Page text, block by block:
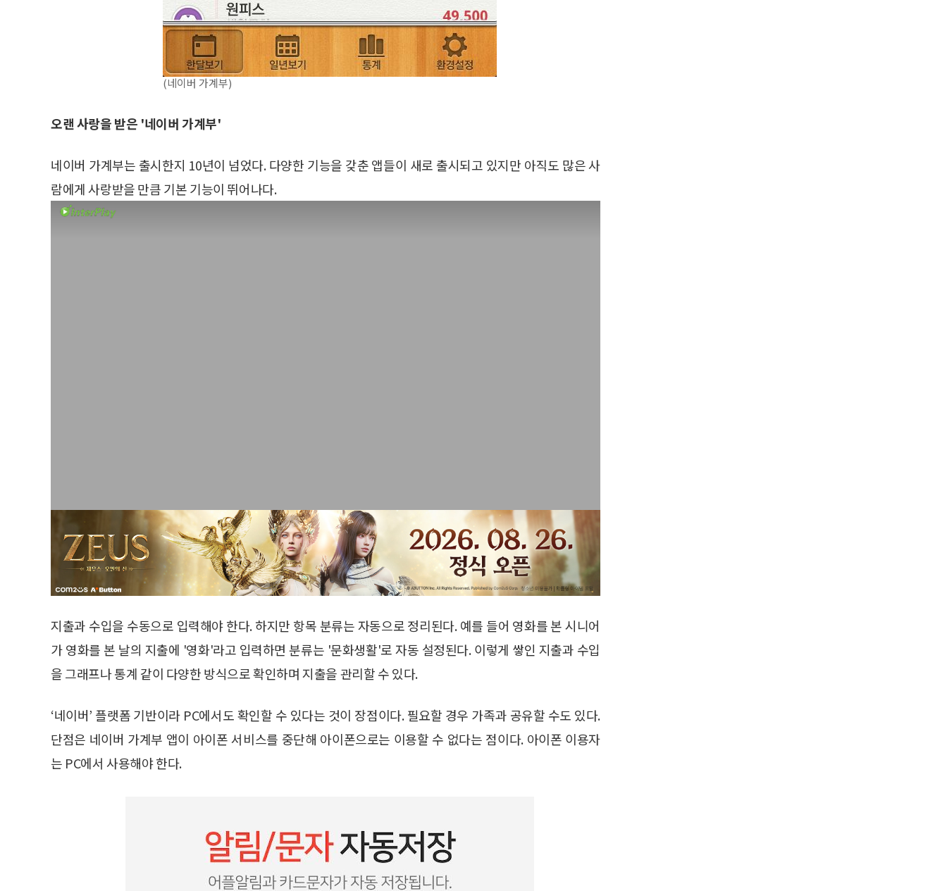
(네이버 가계부)
오랜 사랑을 받은 '네이버 가계부'
네이버 가계부는 출시한지 10년이 넘었다. 다양한 기능을 갖춘 앱들이 새로 출시되고 있지만 아직도 많은 사
람에게 사랑받을 만큼 기본 기능이 뛰어나다.
지출과 수입을 수동으로 입력해야 한다. 하지만 항목 분류는 자동으로 정리된다. 예를 들어 영화를 본 시니어
가 영화를 본 날의 지출에 '영화'라고 입력하면 분류는 '문화생활'로 자동 설정된다. 이렇게 쌓인 지출과 수입
을 그래프나 통계 같이 다양한 방식으로 확인하며 지출을 관리할 수 있다.
‘네이버’ 플랫폼 기반이라 PC에서도 확인할 수 있다는 것이 장점이다. 필요할 경우 가족과 공유할 수도 있다.
단점은 네이버 가계부 앱이 아이폰 서비스를 중단해 아이폰으로는 이용할 수 없다는 점이다. 아이폰 이용자
는 PC에서 사용해야 한다.